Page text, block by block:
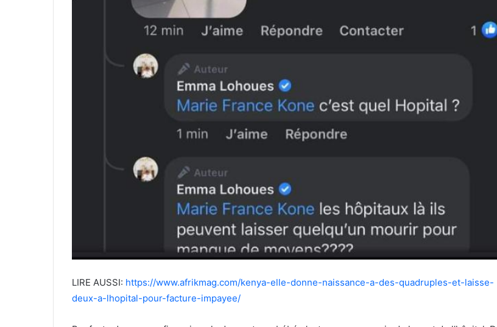
LIRE AUSSI: https://www.afrikmag.com/kenya-elle-donne-naissance-a-des-quadruples-et-laisse-
deux-a-lhopital-pour-facture-impayee/